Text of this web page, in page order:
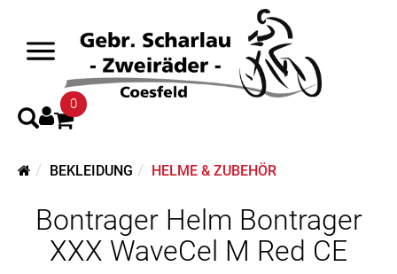
0
BEKLEIDUNG HELME & ZUBEHÖR
Bontrager Helm Bontrager
XXX WaveCel M Red CE